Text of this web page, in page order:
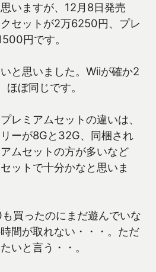
いますが、12月8日発売
セットが2万6250円、プレ
円です。
と思いました。Wiiが確か2
ぼ同じです。
レミアムセットの違いは、
ーが8Gと32G、同梱され
ムセットの方が多いなど
ットで十分かなと思いま
買ったのにまだ遊んでいな
間が取れない・・・。ただ
いと言う・・。